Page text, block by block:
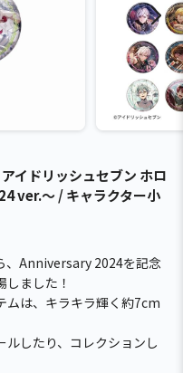
イドリッシュセブン ホロ
ver.～ / キャラクター小
、Anniversary 2024を記念
ました！
ムは、キラキラ輝く約7cm
したり、コレクションし